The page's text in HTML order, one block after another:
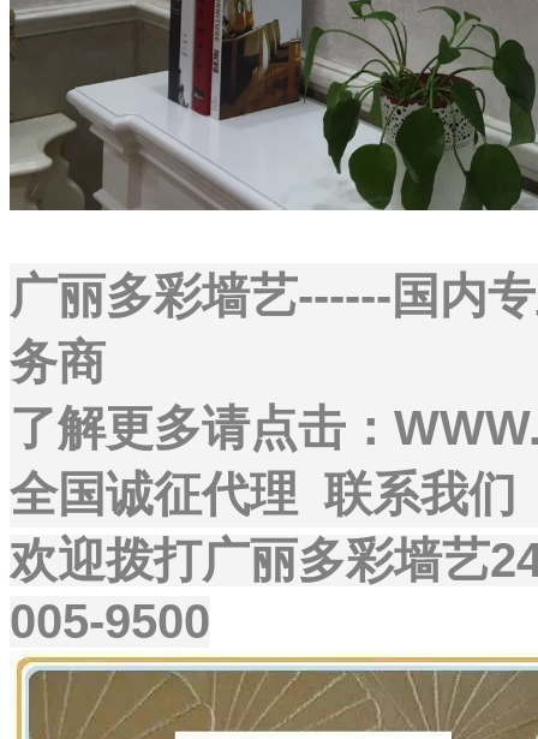
广丽多彩墙艺------国内
务商
了解更多请点击：
全国诚征代理 联系我们
欢迎拨打广丽多彩墙艺
005-9500